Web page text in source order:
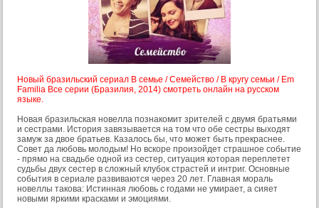
Новый бразильский сериал В семье / Семейство / В кругу семьи / Em
Familia Все серии (Бразилия, 2014) смотреть онлайн на русском
языке.
Новая бразильская новелла познакомит зрителей с двумя братьями
и сестрами. История завязывается на том что обе сестры выходят
замуж за двое братьев. Казалось бы, что может быть прекраснее.
Совет да любовь молодым! Но вскоре произойдет страшное событие
- прямо на свадьбе одной из сестер, ситуация которая переплетет
судьбы двух сестер в сложный клубок страстей и интриг. Основные
события в сериале развиваются через 20 лет. Главная мораль
новеллы такова: Истинная любовь с годами не умирает, а сияет
новыми яркими красками и эмоциями.